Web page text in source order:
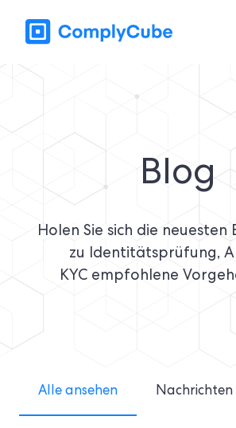
Blog
Holen Sie sich die neuesten
zu Identitätsprüfung,
KYC empfohlene
Alle ansehen Nachrichten